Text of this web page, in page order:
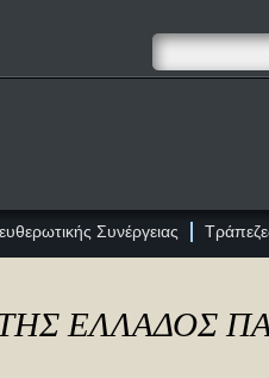
Συνέργειας
ΤΗΣ ΕΛΛΑΔΟΣ